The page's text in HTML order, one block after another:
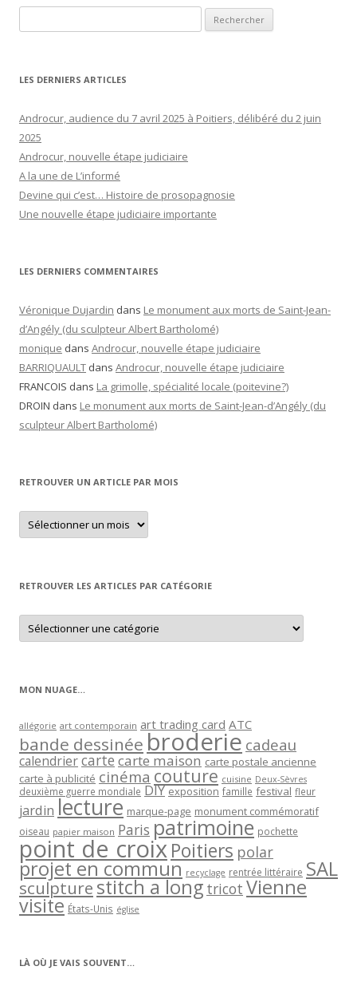
LES DERNIERS ARTICLES
Androcur, audience du 7 avril 2025 à Poitiers, délibéré du 2 juin
2025
Androcur, nouvelle étape judiciaire
A la une de L’informé
Devine qui c’est… Histoire de prosopagnosie
Une nouvelle étape judiciaire importante
LES DERNIERS COMMENTAIRES
Véronique Dujardin dans Le monument aux morts de Saint-Jean-
d’Angély (du sculpteur Albert Bartholomé)
monique dans Androcur, nouvelle étape judiciaire
BARRIQUAULT dans Androcur, nouvelle étape judiciaire
FRANCOIS dans La grimolle, spécialité locale (poitevine?)
DROIN dans Le monument aux morts de Saint-Jean-d’Angély (du
sculpteur Albert Bartholomé)
RETROUVER UN ARTICLE PAR MOIS
Retrouver
un
article
RETROUVER LES ARTICLES PAR CATÉGORIE
Retrouver
les
articles
MON NUAGE…
allégorie art contemporain art trading card ATC
bande dessinée broderie cadeau
calendriercartecarte maison carte postale ancienne
carte à publicité cinéma couture cuisine Deux-Sèvres
deuxième guerre mondiale DIY exposition famille festival fleur
jardin lecture marque-page monument commémoratif
oiseau papier maison Paris patrimoine pochette
point de croixPoitiers polar
projet en commun recyclage rentrée littéraire SAL
sculpturestitch a long tricot Vienne
visite États-Unis église
LÀ OÙ JE VAIS SOUVENT…